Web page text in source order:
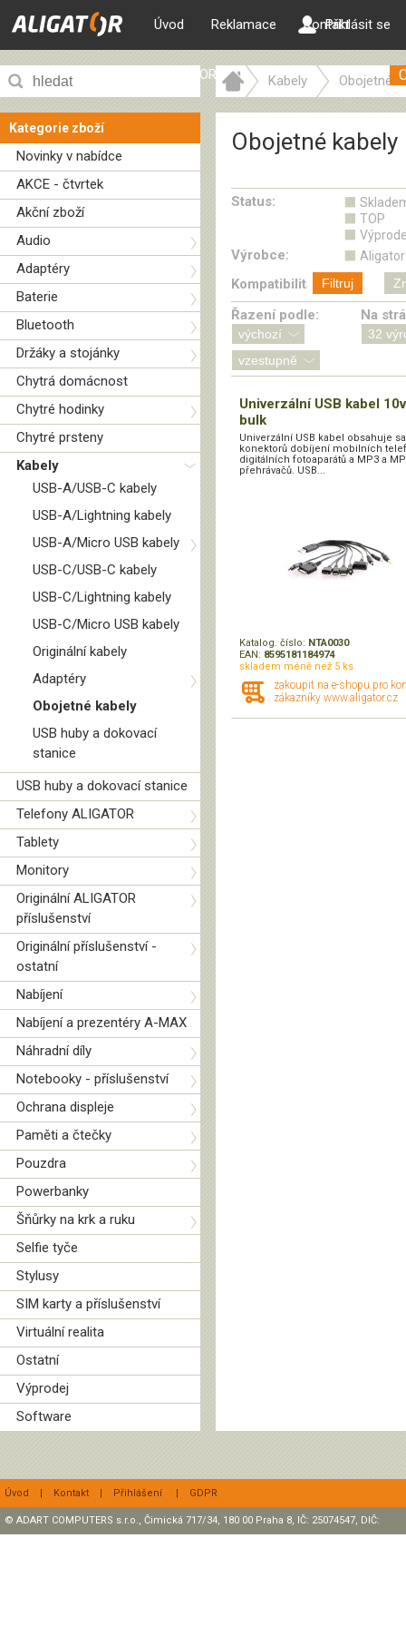
Úvod Reklamace Kontakt
ALIGATOR web
Přihlásit se
Kategorie zboží
Novinky v nabídce
AKCE - čtvrtek
Akční zboží
Audio
Adaptéry
Baterie
Bluetooth
Držáky a stojánky
Chytrá domácnost
Chytré hodinky
Chytré prsteny
Kabely
USB-A/USB-C kabely
USB-A/Lightning kabely
USB-A/Micro USB kabely
USB-C/USB-C kabely
USB-C/Lightning kabely
USB-C/Micro USB kabely
Originální kabely
Adaptéry
Obojetné kabely
USB huby a dokovací
stanice
USB huby a dokovací stanice
Telefony ALIGATOR
Tablety
Monitory
Originální ALIGATOR
příslušenství
Originální příslušenství -
ostatní
Nabíjení
Nabíjení a prezentéry A-MAX
Náhradní díly
Notebooky - příslušenství
Ochrana displeje
Paměti a čtečky
Pouzdra
Powerbanky
Šňůrky na krk a ruku
Selfie tyče
Stylusy
SIM karty a příslušenství
Virtuální realita
Ostatní
Výprodej
Software
Kabely Obojetné
Obojetné kabely
Status:
TOP
Výrobce: Aligator
Kompatibilita: Filtruj
Řazení podle: Na
Univerzální USB kabel
bulk
Univerzální USB kabel obsahuje
konektorů dobíjení mobilních
digitálních fotoaparátů a MP3 a
přehrávačů. USB...
Katalog. číslo: NTA0030
EAN: 8595181184974
skladem méně než 5 ks
zakoupit na e-shopu pro
zákazníky www.aligator.cz
Úvod | Kontakt | Přihlášení | GDPR
© ADART COMPUTERS s.r.o., Čimická 717/34, 180 00 Praha 8, IČ: 25074547, DIČ: